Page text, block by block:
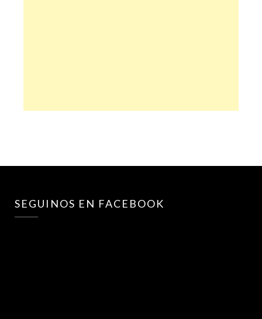
SEGUINOS EN FACEBOOK